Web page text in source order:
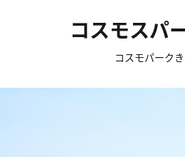
コスモスパ
コスモパーク